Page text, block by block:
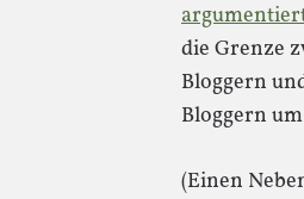
die Grenze
Bloggern
Bloggern
(Einen